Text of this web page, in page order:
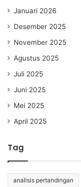
Januari 2026
Desember 2025
November 2025
Agustus 2025
Juli 2025
Juni 2025
Mei 2025
April 2025
Tag
analisis pertandingan